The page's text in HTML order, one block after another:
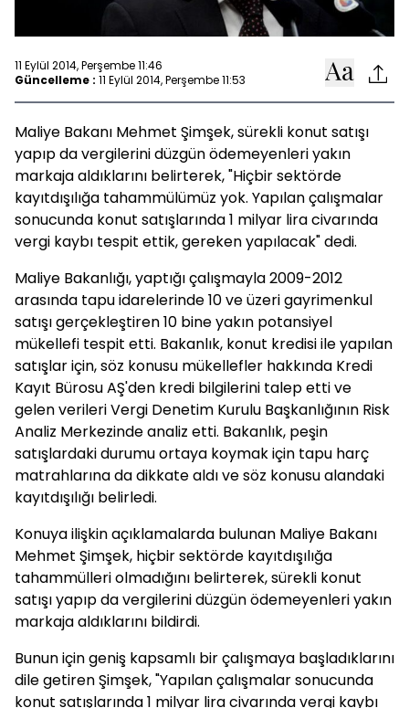
11 Eylül 2014, Perşembe 11:46
Güncelleme : 11 Eylül 2014, Perşembe 11:53
Maliye Bakanı Mehmet Şimşek, sürekli konut satışı
yapıp da vergilerini düzgün ödemeyenleri yakın
markaja aldıklarını belirterek, "Hiçbir sektörde
kayıtdışılığa tahammülümüz yok. Yapılan çalışmalar
sonucunda konut satışlarında 1 milyar lira civarında
vergi kaybı tespit ettik, gereken yapılacak" dedi.
Maliye Bakanlığı, yaptığı çalışmayla 2009-2012
arasında tapu idarelerinde 10 ve üzeri gayrimenkul
satışı gerçekleştiren 10 bine yakın potansiyel
mükellefi tespit etti. Bakanlık, konut kredisi ile yapılan
satışlar için, söz konusu mükellefler hakkında Kredi
Kayıt Bürosu AŞ'den kredi bilgilerini talep etti ve
gelen verileri Vergi Denetim Kurulu Başkanlığının Risk
Analiz Merkezinde analiz etti. Bakanlık, peşin
satışlardaki durumu ortaya koymak için tapu harç
matrahlarına da dikkate aldı ve söz konusu alandaki
kayıtdışılığı belirledi.
Konuya ilişkin açıklamalarda bulunan Maliye Bakanı
Mehmet Şimşek, hiçbir sektörde kayıtdışılığa
tahammülleri olmadığını belirterek, sürekli konut
satışı yapıp da vergilerini düzgün ödemeyenleri yakın
markaja aldıklarını bildirdi.
Bunun için geniş kapsamlı bir çalışmaya başladıklarını
dile getiren Şimşek, "Yapılan çalışmalar sonucunda
konut satışlarında 1 milyar lira civarında vergi kaybı